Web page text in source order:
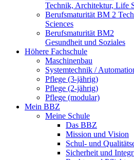
Technik, Architektur, Life
Berufsmaturität BM 2
Sciences
Berufsmaturität BM2
Gesundheit und Soziales
Höhere Fachschule
Maschinenbau
Systemtechnik /
Pflege (3-jährig)
Pflege (2-jährig)
Pflege (modular)
Mein BBZ
Meine Schule
Das BBZ
Mission und Vision
Schul- und
Sicherheit und